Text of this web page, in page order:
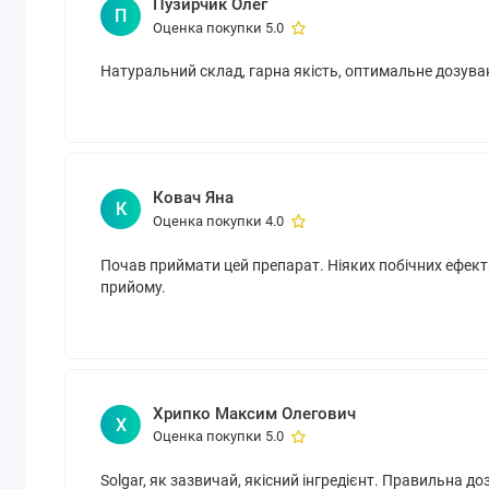
П
Пузирчик Олег
Оценка покупки 5.0
Натуральний склад, гарна якість, оптимальне
К
Ковач Яна
Оценка покупки 4.0
Почав приймати цей препарат. Ніяких побічних
прийому.
Х
Хрипко Максим Олегович
Оценка покупки 5.0
Solgar, як зазвичай, якісний інгредієнт. Правильна